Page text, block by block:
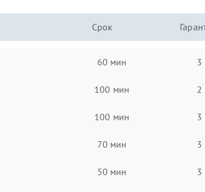
Срок
60 мин 3
100 мин 2
100 мин 3
70 мин 3
50 мин 3